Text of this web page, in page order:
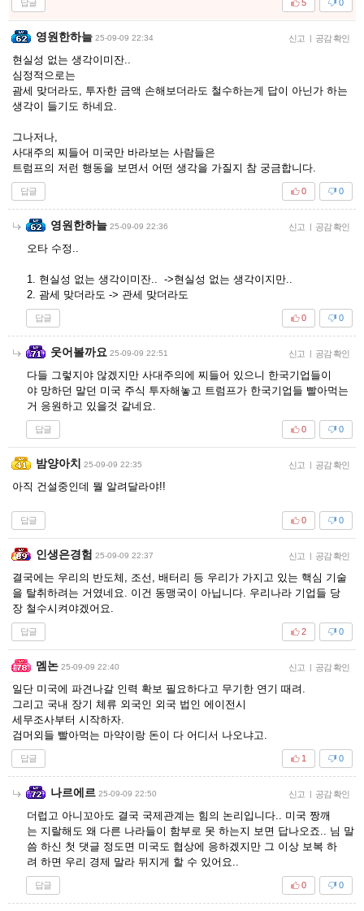
답글 0
5
영원한하늘 25-09-09 22:34 신고 | 공감 확인
현실성 없는 생각이미잔..
심정적으로는
괌세 맞더라도, 투자한 금액 손해보더라도 철수하는게 답이 아닌가 하는
생각이 들기도 하네요.
그나저나,
사대주의 찌들어 미국만 바라보는 사람들은
트럼프의 저런 행동을 보면서 어떤 생각을 가질지 참 궁금합니다.
답글 0
0
영원한하늘 25-09-09 22:36 신고 | 공감 확인
오타 수정..
1. 현실성 없는 생각이미잔.. ->현실성 없는 생각이지만..
2. 괌세 맞더라도 -> 관세 맞더라도
답글 0
0
웃어볼까요 25-09-09 22:51 신고 | 공감 확인
다들 그렇지야 않겠지만 사대주의에 찌들어 있으니 한국기업들이
야 망하던 말던 미국 주식 투자해놓고 트럼프가 한국기업들 빨아먹는
거 응원하고 있을것 같네요.
답글 0
0
밤양아치 25-09-09 22:35 신고 | 공감 확인
아직 건설중인데 뭘 알려달라야!!
답글 0
0
인생은경험 25-09-09 22:37 신고 | 공감 확인
결국에는 우리의 반도체, 조선, 배터리 등 우리가 가지고 있는 핵심 기술
을 탈취하려는 거였네요. 이건 동맹국이 아닙니다. 우리나라 기업들 당
장 철수시켜야겠어요.
답글 0
2
멤논 25-09-09 22:40 신고 | 공감 확인
일단 미국에 파견나갈 인력 확보 필요하다고 무기한 연기 때려.
그리고 국내 장기 체류 외국인 외국 법인 에이전시
세무조사부터 시작하자.
검머외들 빨아먹는 마약이랑 돈이 다 어디서 나오냐고.
답글 0
1
나르에르 25-09-09 22:50 신고 | 공감 확인
더럽고 아니꼬아도 결국 국제관계는 힘의 논리입니다.. 미국 짱깨
는 지랄해도 왜 다른 나라들이 함부로 못 하는지 보면 답나오죠.. 님 말
씀 하신 첫 댓글 정도면 미국도 협상에 응하겠지만 그 이상 보복 하
려 하면 우리 경제 말라 뒤지게 할 수 있어요..
답글 0
0